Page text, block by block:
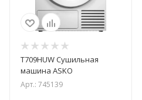
T709HUW Сушильная
машина ASKO
Арт.: 745139